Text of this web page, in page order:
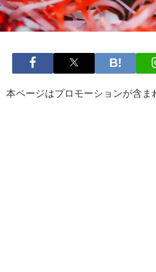
本ページはプロモーションが含ま